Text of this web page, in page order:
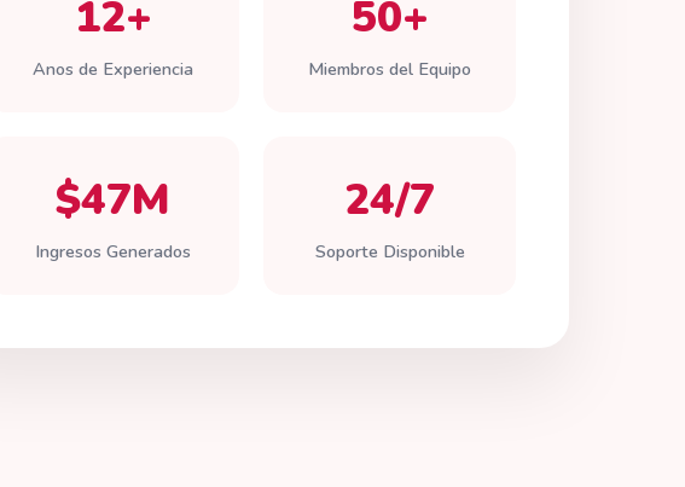
12+
Anos de Experiencia
50+
Miembros del Equipo
$47M
Ingresos Generados
24/7
Soporte Disponible